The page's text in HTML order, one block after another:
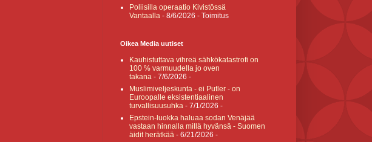
Poliisilla operaatio Kivistössä
Vantaalla - 8/6/2026 - Toimitus
Oikea Media uutiset
Kauhistuttava vihreä sähkökatastrofi on
100 % varmuudella jo oven
takana - 7/6/2026 -
Muslimiveljeskunta - ei Putler - on
Euroopalle eksistentiaalinen
turvallisuusuhka - 7/1/2026 -
Epstein-luokka haluaa sodan Venäjää
vastaan hinnalla millä hyvänsä - Suomen
äidit herätkää - 6/21/2026 -